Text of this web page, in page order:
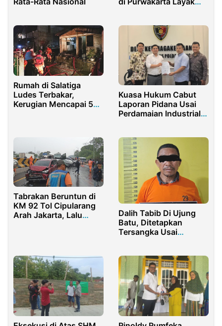
Rumah di Salatiga
Ludes Terbakar,
Kerugian Mencapai 50
Kuasa Hukum Cabut
Laporan Pidana Usai
Perdamaian Industrial
Tabrakan Beruntun di
KM 92 Tol Cipularang
Arah Jakarta, Lalu
Dalih Tabib Di Ujung
Batu, Ditetapkan
Tersangka Usai